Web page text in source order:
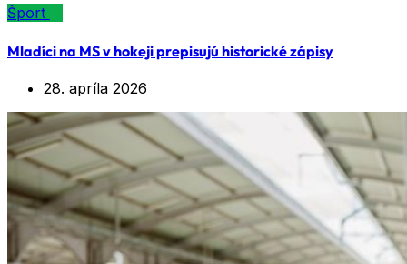
Šport
Mladíci na MS v hokeji prepisujú historické zápisy
28. apríla 2026